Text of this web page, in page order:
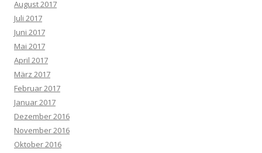
August 2017
Juli 2017
Juni 2017
Mai 2017
April 2017
März 2017
Februar 2017
Januar 2017
Dezember 2016
November 2016
Oktober 2016